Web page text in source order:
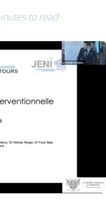
to read